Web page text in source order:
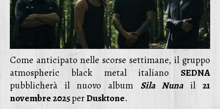
Come anticipato nelle scorse settimane, il gruppo
atmospheric black metal italiano SEDNA
pubblicherà il nuovo album Sila Nunail21
novembre 2025perDusktone.